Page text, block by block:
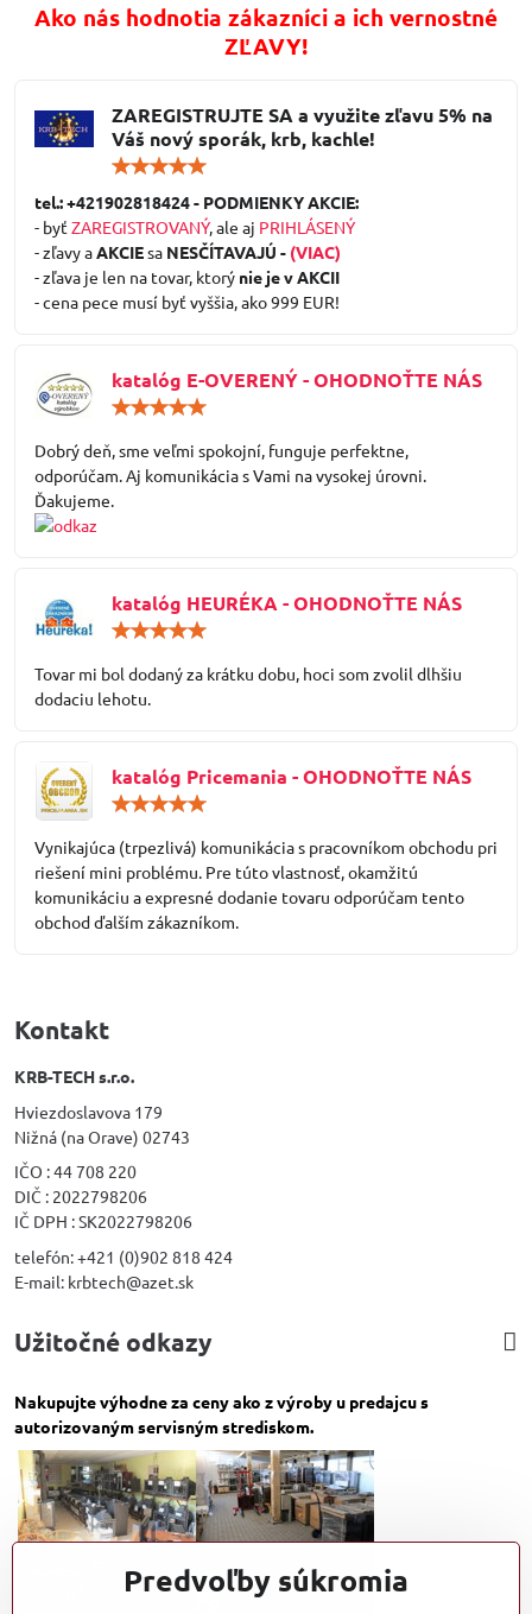
Ako nás hodnotia zákazníci a ich vernostné
ZĽAVY!
ZAREGISTRUJTE SA a využite zľavu 5% na
Váš nový sporák, krb, kachle!
/
5
tel.: +421902818424 - PODMIENKY AKCIE:
- byť ZAREGISTROVANÝ, ale aj PRIHLÁSENÝ
- zľavy aAKCIEsa NESČÍTAVAJÚ - (VIAC)
- zľava je len na tovar, ktorý nie je v AKCII
- cena pece musí byť vyššia, ako 999 EUR!
katalóg E-OVERENÝ - OHODNOŤTE NÁS
5
Dobrý deň, sme veľmi spokojní, funguje perfektne,
odporúčam. Aj komunikácia s Vami na vysokej úrovni.
Ďakujeme.
katalóg HEURÉKA - OHODNOŤTE NÁS
5
Tovar mi bol dodaný za krátku dobu, hoci som zvolil dlhšiu
dodaciu lehotu.
katalóg Pricemania - OHODNOŤTE NÁS
5
Vynikajúca (trpezlivá) komunikácia s pracovníkom obchodu pri
riešení mini problému. Pre túto vlastnosť, okamžitú
komunikáciu a expresné dodanie tovaru odporúčam tento
obchod ďalším zákazníkom.
Kontakt
KRB-TECH s.r.o.
Hviezdoslavova 179
Nižná (na Orave) 02743
IČO : 44 708 220
DIČ : 2022798206
IČ DPH : SK2022798206
telefón: +421 (0)902 818 424
E-mail: krbtech@azet.sk
Užitočné odkazy
Nakupujte výhodne za ceny ako z výroby u predajcu s
autorizovaným servisným strediskom.
Predvoľby súkromia